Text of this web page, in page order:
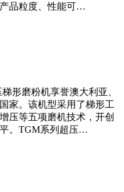
品粒度、性能可…
形磨粉机享誉澳大利亚、
家。该机型采用了梯形工
压等五项磨机技术，开创
。TGM系列超压…